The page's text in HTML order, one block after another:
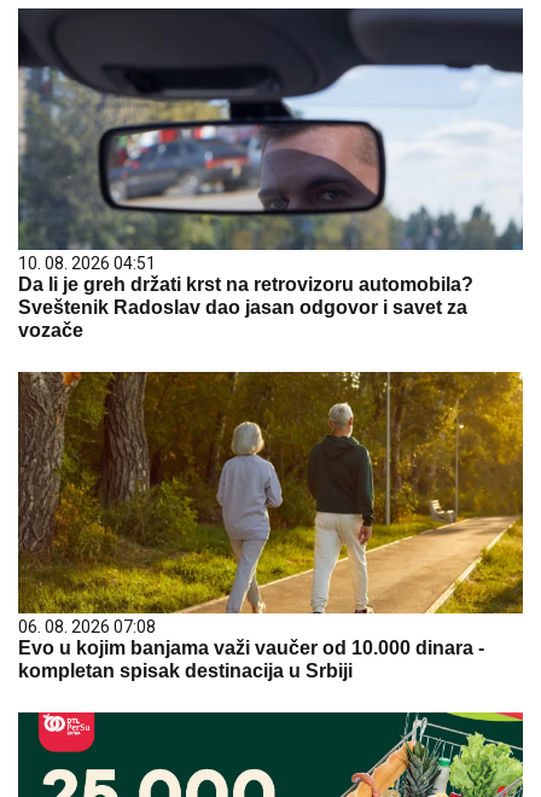
10. 08. 2026 04:51
Da li je greh držati krst na retrovizoru automobila?
Sveštenik Radoslav dao jasan odgovor i savet za
vozače
06. 08. 2026 07:08
Evo u kojim banjama važi vaučer od 10.000 dinara -
kompletan spisak destinacija u Srbiji